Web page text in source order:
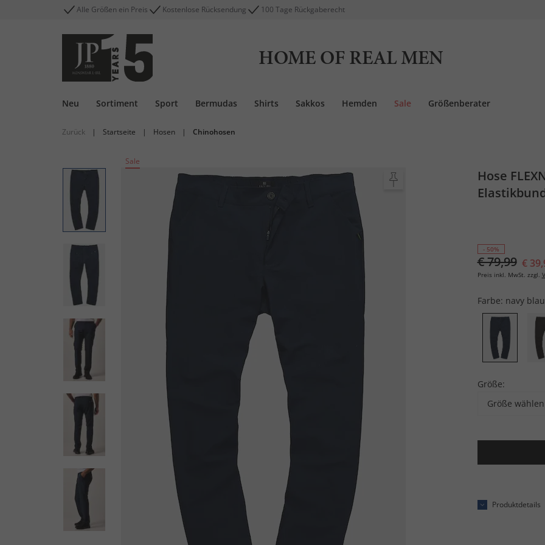
Alle Größen ein Preis Kostenlose Rücksendung 100 Tage Rückgaberecht
HOME OF REAL MEN
Neu Sortiment Sport Bermudas Shirts Sakkos Hemden Sale Größenberater
Zurück | Startseite | Hosen | Chinohosen
Sale
Hose
- 50%
€ 79,99 €
Preis inkl. MwSt. zzgl.
Farbe: navy blau
Größe:
Größe wählen
Produktdetails